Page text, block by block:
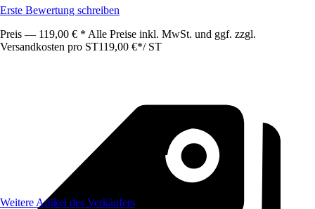
Erste Bewertung schreiben
Preis — 119,00 € * Alle Preise inkl. MwSt. und ggf. zzgl.
Versandkosten pro ST119,00 €*/ ST
Weitere Artikel des Verkäufers